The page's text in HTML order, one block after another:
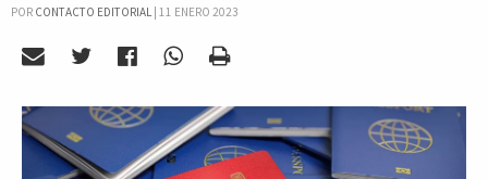
POR CONTACTO EDITORIAL| 11 ENERO 2023